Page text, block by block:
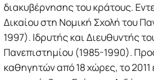
διακυβέρνησης του κράτους.
Δικαίου στη Νομική Σχολή του
1997). Ιδρυτής και Διευθυντής
Πανεπιστημίου (1985-1990).
καθηγητών από 18 χώρες, το